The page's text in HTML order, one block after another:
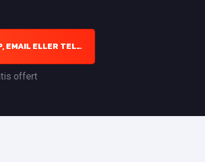
ELLER TELEFON
offert